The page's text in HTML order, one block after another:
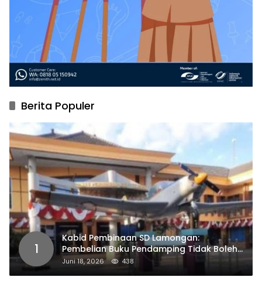
Berita Populer
1
Kabid Pembinaan SD Lamongan:
Pembelian Buku Pendamping Tidak Boleh
Dipaksakan
Juni 18, 2026 438